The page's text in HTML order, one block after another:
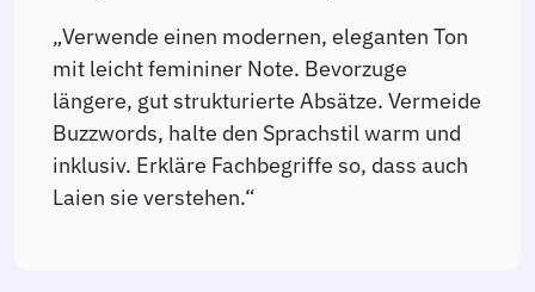
„Verwende einen modernen, eleganten Ton
mit leicht femininer Note. Bevorzuge
längere, gut strukturierte Absätze. Vermeide
Buzzwords, halte den Sprachstil warm und
inklusiv. Erkläre Fachbegriffe so, dass auch
Laien sie verstehen.“